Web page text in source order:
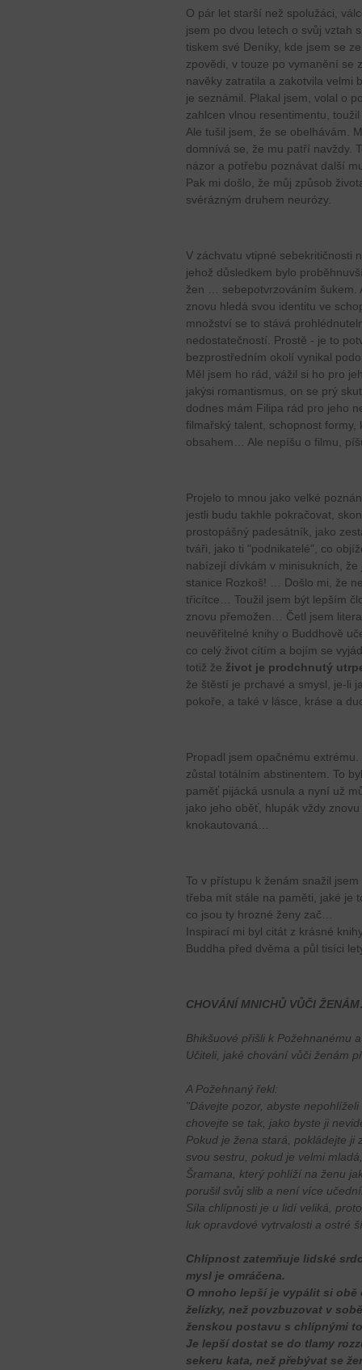
O pár let starší než spolužáci,
jsem po dvou letech o svůj vztah
tiskem své Deníky, kde jsem se
zpovědi, v touze po vymanění
navěky zatratila a zakotvila velmi
je seznámil. Plakal jsem, volal o
zahlcen vlnou resentimentu,
Ale tušil jsem, že se obelhávám.
domnívá se, že mu patří navždy.
názor a potřebu poznávat další
Pak mi došlo, že můj způsob
svérázným druhem neurózy.
V záchvatu vtipné sebekritičnosti
jehož důsledkem bylo
žen … sebepotvrzováním šukem.
znovu hledá svou identitu ve
množství se to stává
nedostatečností. Prostě - je to
bezprostředním okolí vynikal
Měl jsem ho rád, vážil si ho pro
jakýsi romantismus, on se prý
dodnes mám Filipa rád pro jeho
filmařský talent, schopnost
obsahem… Ale nepíšu o filmu,
Projelo to mnou jako velké
jestli budu takhle pokračovat,
prostopášný padesátník, jako
tváři, jako ti "podnikatelé", co
nabízejí dívkám v minisukních, že
stanice Rozkoš! … Došlo mi, že
třicítce… Toužil jsem být lepším
znovu přemožen… Četl jsem
neuvěřitelné knihy o Buddhově
co celý život cítím a bojím se
totiž že život je prodchnutý
že štěstí je prchavé a smysl, je-li
pokoře, a také v lásce, kráse a
Propadl jsem opačnému
zůstal totálním abstinentem. To
paměť pijácká usnula a nyní už
jako jeho oběť, hlupák vždy
knokautovaná…
To v přístupu k ženám snažil
třeba mít stále na paměti, jaké je
co jsou ty hrozné ženy zač…
Inspirací mi byl citát z krásné
Buddha před dvěma a půl tisíci
CHOVÁNÍ MNICHŮ VŮČI
Bhikšuové přišli k Požehnanému
Učiteli, jaké chování vůči ženám
A Požehnaný řekl:
"Dávejte pozor, abyste
chovejte se tak, jako byste ji
Pokud je žena stará, pokládejte ji
svou sestru, pokud je velmi
Šramana, který pohlíží na ženu
porušil svůj slib a není více
Síla chlípnosti je u lidí veliká,
luk opravdové vytrvalosti a ostré
Chlípnost zatemňuje lidské
mysl je omráčena.
O mnoho lepší je vypálit si
želízky, než povzbuzovat v
ženskou postavu s chlípnými
Je lepší dostat se do tlamy
sekeru kata, než přebývat se